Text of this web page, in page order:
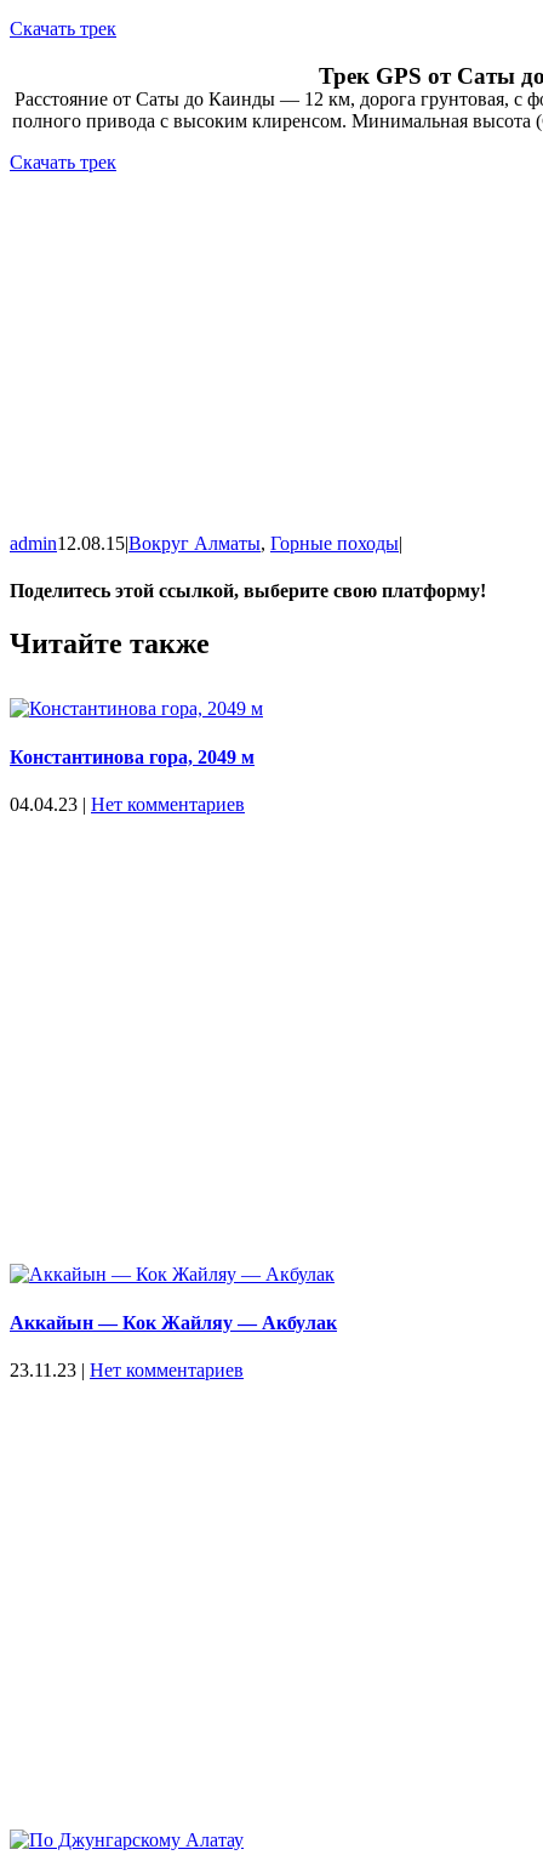
Скачать трек
Трек GPS от Саты
Расстояние от Саты до Каинды — 12 км, дорога грунтовая, с
полного привода с высоким клиренсом. Минимальная
Скачать трек
admin12.08.15|Вокруг Алматы, Горные походы|
Поделитесь этой ссылкой, выберите свою платформу!
Facebook
X
WhatsApp
Vk
Email
Читайте также
Константинова гора, 2049 м
04.04.23 | Нет комментариев
Аккайын — Кок Жайляу — Акбулак
23.11.23 | Нет комментариев